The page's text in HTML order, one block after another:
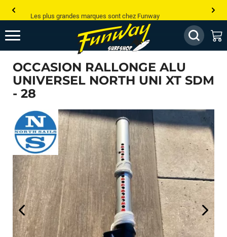
Jusqu’à -75% de remise sur le windsurf, wingfoil, etc...
💰 Meilleur prix garanti — Moins cher ailleurs ? On s’aligne !
Besoin de conseils de pro ? Appelle nous !
OCCASION RALLONGE ALU
UNIVERSEL NORTH UNI XT SDM
- 28